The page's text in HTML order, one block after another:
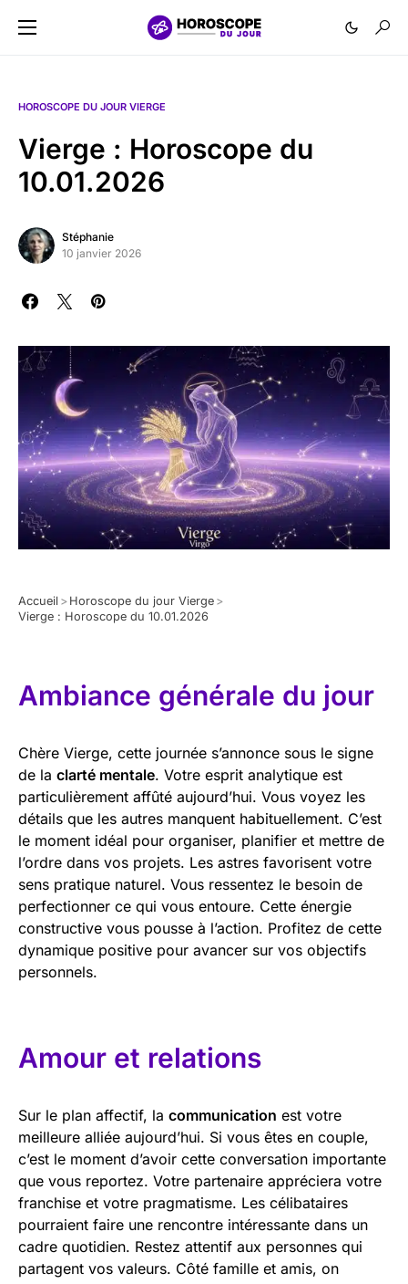
HOROSCOPE DU JOUR VIERGE
Vierge : Horoscope du
10.01.2026
Stéphanie
10 janvier 2026
Accueil > Horoscope du jour Vierge >
Vierge : Horoscope du 10.01.2026
Ambiance générale du jour
Chère Vierge, cette journée s’annonce sous le signe
de la clarté mentale. Votre esprit analytique est
particulièrement affûté aujourd’hui. Vous voyez les
détails que les autres manquent habituellement. C’est
le moment idéal pour organiser, planifier et mettre de
l’ordre dans vos projets. Les astres favorisent votre
sens pratique naturel. Vous ressentez le besoin de
perfectionner ce qui vous entoure. Cette énergie
constructive vous pousse à l’action. Profitez de cette
dynamique positive pour avancer sur vos objectifs
personnels.
Amour et relations
Sur le plan affectif, la communication est votre
meilleure alliée aujourd’hui. Si vous êtes en couple,
c’est le moment d’avoir cette conversation importante
que vous reportez. Votre partenaire appréciera votre
franchise et votre pragmatisme. Les célibataires
pourraient faire une rencontre intéressante dans un
cadre quotidien. Restez attentif aux personnes qui
partagent vos valeurs. Côté famille et amis, on